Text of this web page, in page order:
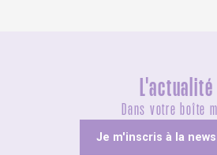
L'actualité
Dans votre boîte
Je m'inscris à la